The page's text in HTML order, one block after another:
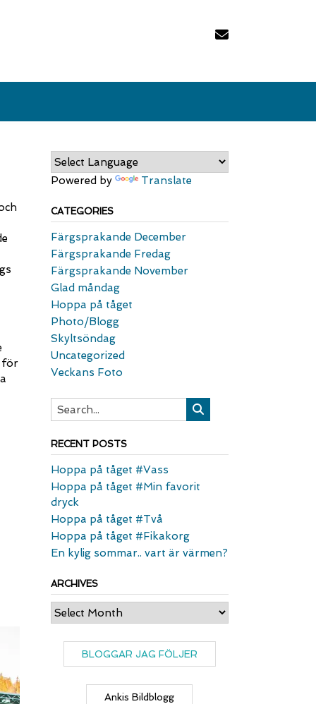
för
Powered by Translate
CATEGORIES
Färgsprakande December
Färgsprakande Fredag
Färgsprakande November
Glad måndag
Hoppa på tåget
Photo/Blogg
Skyltsöndag
Uncategorized
Veckans Foto
RECENT POSTS
Hoppa på tåget #Vass
Hoppa på tåget #Min favorit
dryck
Hoppa på tåget #Två
Hoppa på tåget #Fikakorg
En kylig sommar.. vart är värmen?
ARCHIVES
Archives
BLOGGAR JAG FÖLJER
Ankis Bildblogg